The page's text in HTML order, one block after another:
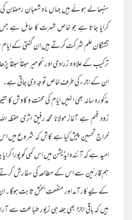
سنبھالے ہوئے ہیں جہاں ماہ شعبان رمضان
کرایا جاتا ہے جو خاص شہرت کا حامل ہے
تشنگان علم شرکت کرتے ہیں ان گنتی کے
ترکیب کے علاوہ زرادی اور نحو میر سبقاً سبقاً
ان کے اجر ء کی طرف خاص توجہ دی جاتی ہے۔
مذکورہ سالہ بھی انہیں ایام کی محنت و کاوش کا
زود فہم ہے آغاز مولانا محمد رفیق اثری
خراج تحسین پیش کیا ہے کاش کہ شروع میں اس
امید ہے کہ آئندہ ایڈیشن میں اس کمی کو پورا
ہم قارئین سے اس کے مطالعہ کی سفارش کرتے
کے لیے کار آمد اور منفعت بخش ثابت ہوگا ۔ان
ہیں کہ باقی اجزا بھی جلد ہی زیور طباعت سے